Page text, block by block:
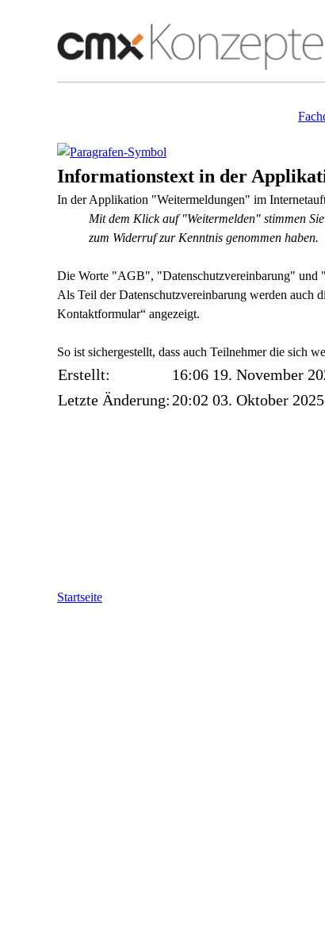
Informationstext in der
In der Applikation "Weitermeldungen" im
Mit dem Klick auf "Weitermelden" stimmen
zum Widerruf zur Kenntnis genommen haben.
Die Worte "AGB", "Datenschutzvereinbarung" und
Als Teil der Datenschutzvereinbarung werden auch
Kontaktformular“ angezeigt.
So ist sichergestellt, dass auch Teilnehmer die sich
Erstellt:
16:06 19. November
Letzte Änderung: 20:02 03. Oktober 2025
Startseite